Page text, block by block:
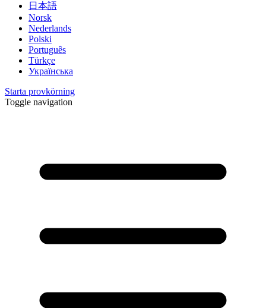
日本語
Norsk
Nederlands
Polski
Português
Türkçe
Українська
Starta provkörning
Toggle navigation